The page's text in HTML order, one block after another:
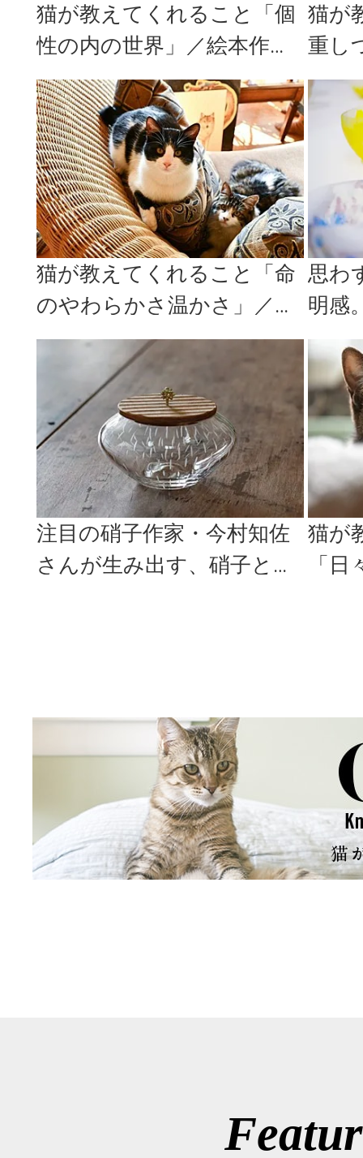
猫が教えてくれること「個
性の内の世界」／絵本作
家・PEIACO（ぺいあこ）の
場合...
猫が
重し
家・
2
猫が教えてくれること「命
のやわらかさ温かさ」／版
画家・猫野ぺすかさんの場
思わ
明感
風を
のガ
注目の硝子作家・今村知佐
さんが生み出す、硝子と異
猫が
「